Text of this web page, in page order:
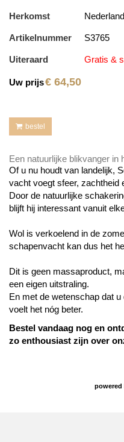
Herkomst Nederland
Artikelnummer S3765
Uiteraard Gratis &
Uw prijs€ 64,50
bestel
Een natuurlijke blikvanger in
Of u nu houdt van landelijk,
vacht voegt sfeer, zachtheid
Door de natuurlijke
blijft hij interessant vanuit
Wol is verkoelend in de
schapenvacht kan dus het
Dit is geen massaproduct,
een eigen uitstraling.
En met de wetenschap dat
voelt het nóg beter.
Bestel vandaag nog en
zo enthousiast zijn over
powered